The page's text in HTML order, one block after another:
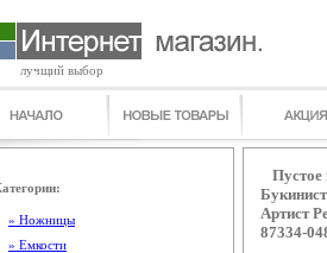
лучщий выбор
» Ножницы
» Емкости
Пустое
Артист
87334-